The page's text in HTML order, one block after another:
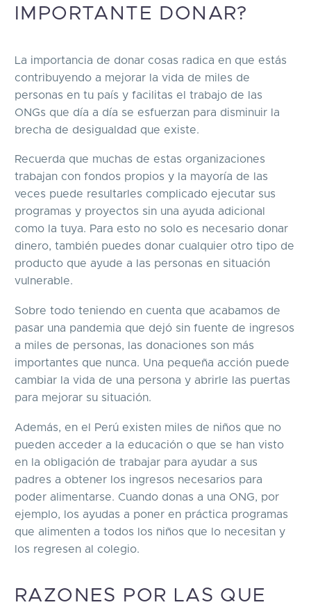
IMPORTANTE DONAR?
La importancia de donar cosas radica en que estás
contribuyendo a mejorar la vida de miles de
personas en tu país y facilitas el trabajo de las
ONGs que día a día se esfuerzan para disminuir la
brecha de desigualdad que existe.
Recuerda que muchas de estas organizaciones
trabajan con fondos propios y la mayoría de las
veces puede resultarles complicado ejecutar sus
programas y proyectos sin una ayuda adicional
como la tuya. Para esto no solo es necesario donar
dinero, también puedes donar cualquier otro tipo de
producto que ayude a las personas en situación
vulnerable.
Sobre todo teniendo en cuenta que acabamos de
pasar una pandemia que dejó sin fuente de ingresos
a miles de personas, las donaciones son más
importantes que nunca. Una pequeña acción puede
cambiar la vida de una persona y abrirle las puertas
para mejorar su situación.
Además, en el Perú existen miles de niños que no
pueden acceder a la educación o que se han visto
en la obligación de trabajar para ayudar a sus
padres a obtener los ingresos necesarios para
poder alimentarse. Cuando donas a una ONG, por
ejemplo, los ayudas a poner en práctica programas
que alimenten a todos los niños que lo necesitan y
los regresen al colegio.
RAZONES POR LAS QUE